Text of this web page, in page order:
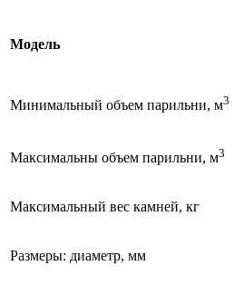
Модель
Минимальный объем парильни, м3
Максимальны объем парильни, м3
Максимальный вес камней, кг
Размеры: диаметр, мм